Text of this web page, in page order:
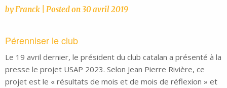
byFranck Posted on30 avril 2019
Pérenniser le club
Le 19 avril dernier, le président du club catalan a présenté à la
presse le projet USAP 2023. Selon Jean Pierre Rivière, ce
projet est le « résultats de mois et de mois de réflexion » et